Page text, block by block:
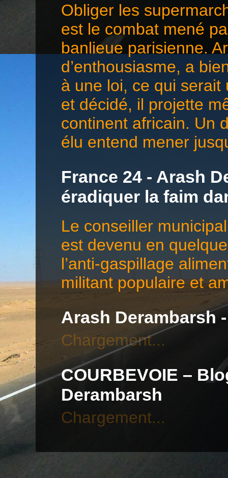
Obliger les
est le combat mené
banlieue parisienne.
d’enthousiasme, a
à une loi, ce qui
et décidé, il projette
continent africain. Un
élu entend mener
France 24 - Arash
éradiquer la faim
Le conseiller
est devenu en
l’anti-gaspillage
militant populaire et
Arash Derambarsh
Chargement...
COURBEVOIE –
Derambarsh
Chargement...